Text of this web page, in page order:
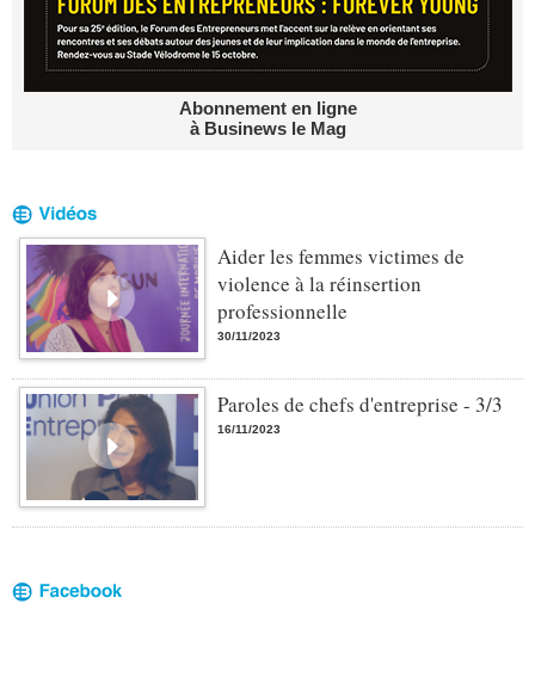
Abonnement en ligne
à Businews le Mag
Aider les femmes victimes de
violence à la réinsertion
professionnelle
30/11/2023
Paroles de chefs d'entreprise - 3/3
16/11/2023